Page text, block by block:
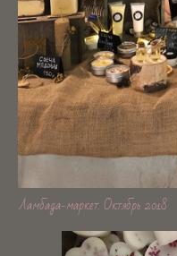
Ламбада-маркет. Октябрь 2018